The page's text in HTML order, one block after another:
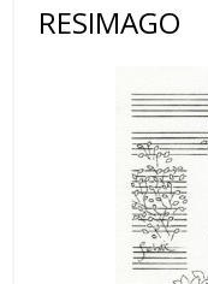
RESIMAGO